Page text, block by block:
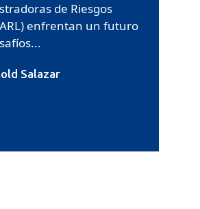
de Riesgos
enfrentan un futuro
Salazar